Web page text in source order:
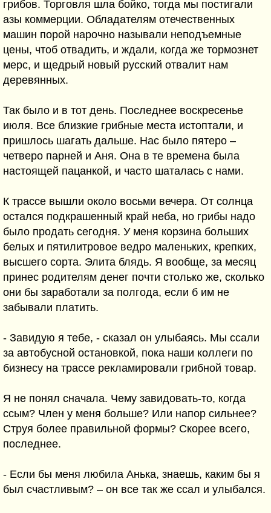
грибов. Торговля шла бойко, тогда мы постигали
азы коммерции. Обладателям отечественных
машин порой нарочно называли неподъемные
цены, чтоб отвадить, и ждали, когда же тормознет
мерс, и щедрый новый русский отвалит нам
деревянных.
Так было и в тот день. Последнее воскресенье
июля. Все близкие грибные места истоптали, и
пришлось шагать дальше. Нас было пятеро –
четверо парней и Аня. Она в те времена была
настоящей пацанкой, и часто шаталась с нами.
К трассе вышли около восьми вечера. От солнца
остался подкрашенный край неба, но грибы надо
было продать сегодня. У меня корзина больших
белых и пятилитровое ведро маленьких, крепких,
высшего сорта. Элита блядь. Я вообще, за месяц
принес родителям денег почти столько же, сколько
они бы заработали за полгода, если б им не
забывали платить.
- Завидую я тебе, - сказал он улыбаясь. Мы ссали
за автобусной остановкой, пока наши коллеги по
бизнесу на трассе рекламировали грибной товар.
Я не понял сначала. Чему завидовать-то, когда
ссым? Член у меня больше? Или напор сильнее?
Струя более правильной формы? Скорее всего,
последнее.
- Если бы меня любила Анька, знаешь, каким бы я
был счастливым? – он все так же ссал и улыбался.